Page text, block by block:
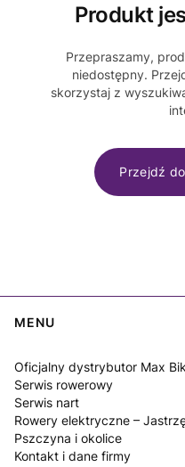
Produkt
Przepraszamy,
niedostępny.
skorzystaj z
Przejdź
Linki w stopce
MENU
Oficjalny dystrybutor Max
Serwis rowerowy
Serwis nart
Rowery elektryczne –
Pszczyna i okolice
Kontakt i dane firmy